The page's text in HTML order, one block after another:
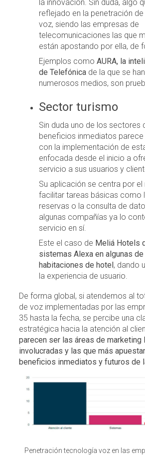
la innovación. Sin duda, algo
reflejado en la penetración
voz, siendo las empresas de
telecomunicaciones las que
están apostando por ella, de
Ejemplos comoAURA, la
de Telefónica de la que se
numerosos medios, son
Sector turismo
Sin duda uno de los sectores
beneficios inmediatos
con la implementación de
enfocada desde el inicio a
servicio a sus usuarios y
Su aplicación se centra por
facilitar tareas básicas como
reservas o la consulta de
algunas compañías ya lo
servicio en sí.
Este el caso de Meliá Hotels
sistemas Alexa en algunas
habitaciones de hotel, dando
la experiencia de usuario.
De forma global, si atendemos al
de voz implementadas por las
35 hasta la fecha, se percibe una
estratégica hacia la atención al
parecen ser las áreas de marketing
involucradas y las que más
beneficios inmediatos y futuros de
Penetración tecnología voz en las